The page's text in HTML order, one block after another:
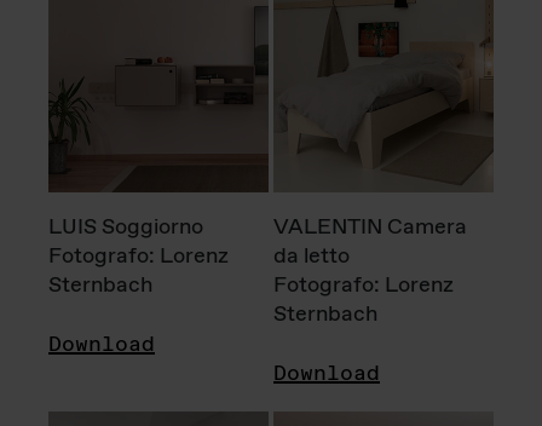
LUIS Soggiorno
Fotografo: Lorenz
Sternbach
Download
VALENTIN Camera
da letto
Fotografo: Lorenz
Sternbach
Download